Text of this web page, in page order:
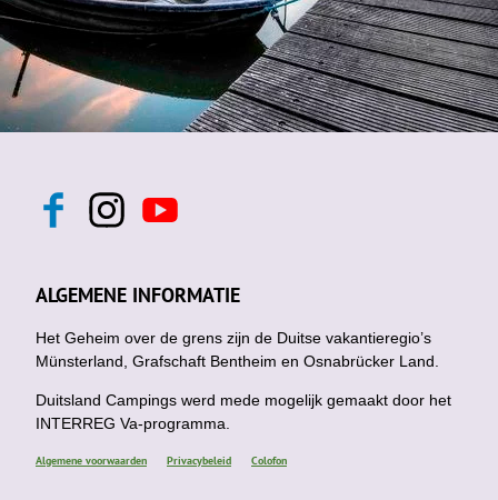
F
b
o
k
I
n
a
g
a
m
Y
o
u
b
ALGEMENE INFORMATIE
Het Geheim over de grens zijn de Duitse vakantieregio’s
Münsterland, Grafschaft Bentheim en Osnabrücker Land.
Duitsland Campings werd mede mogelijk gemaakt door het
INTERREG Va-programma.
Algemene voorwaarden Privacybeleid Colofon